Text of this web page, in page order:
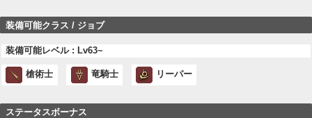
装備可能クラス / ジョブ
装備可能レベル : Lv63~
槍術士 竜騎士 リーパー
ステータスボーナス